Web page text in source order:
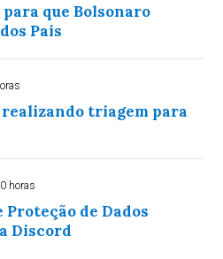
que Bolsonaro
Pais
triagem para
horas
de Dados
Discord